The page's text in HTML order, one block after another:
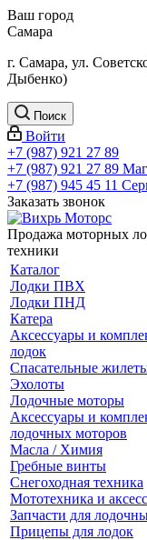
Ваш город
Самара
г. Самара, ул.
Дыбенко)
Поиск
Войти
+7 (987) 921 27 89
+7 (987) 921 27 89
+7 (987) 945 45 11
Заказать звонок
Продажа моторных
техники
Каталог
Лодки ПВХ
Лодки ПНД
Катера
Аксессуары и
лодок
Спасательные
Эхолоты
Лодочные моторы
Аксессуары и
лодочных моторов
Масла / Химия
Гребные винты
Снегоходная техника
Мототехника и
Запчасти для
Прицепы для лодок